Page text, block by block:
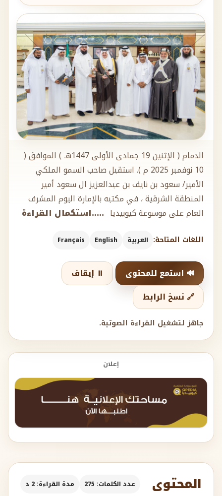
الدمام ( الإثنين 19 جمادى الأولى 1447هـ ) الموافق (
10 نوفمبر 2025 م ). استقبل صاحب السمو الملكي
الأمير/ سعود بن نايف بن عبدالعزيز ال سعود أمير
المنطقة الشرقية ، في مكتبه بالإمارة اليوم المشرف
العام على موسوعة كيوبيديا .....استكمال القراءة
اللغات المتاحة: العربية English
Français
🔊 استمع للمحتوى
⏸️ إيقاف
🔗 نسخ الرابط
جاهز لتشغيل القراءة الصوتية.
إعلان
المحتوى عدد الكلمات: 275 مدة القراءة: 2 د